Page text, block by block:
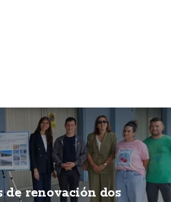
de renovación dos